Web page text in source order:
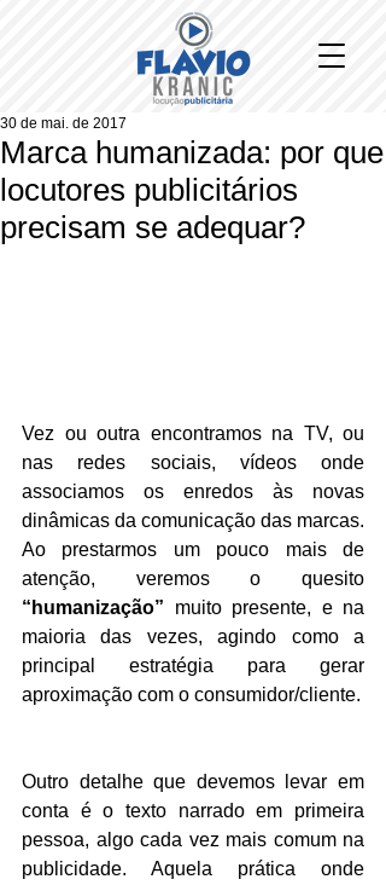
Marca humanizada: por que
locutores publicitários
precisam se adequar?
30 de mai. de 2017
Vez ou outra encontramos na TV, ou
nas redes sociais, vídeos onde
associamos os enredos às novas
dinâmicas da comunicação das marcas.
Ao prestarmos um pouco mais de
“humanização” muito presente, e na
maioria das vezes, agindo como a
principal estratégia para gerar
Outro detalhe que devemos levar em
conta é o texto narrado em primeira
pessoa, algo cada vez mais comum na
publicidade. Aquela prática onde